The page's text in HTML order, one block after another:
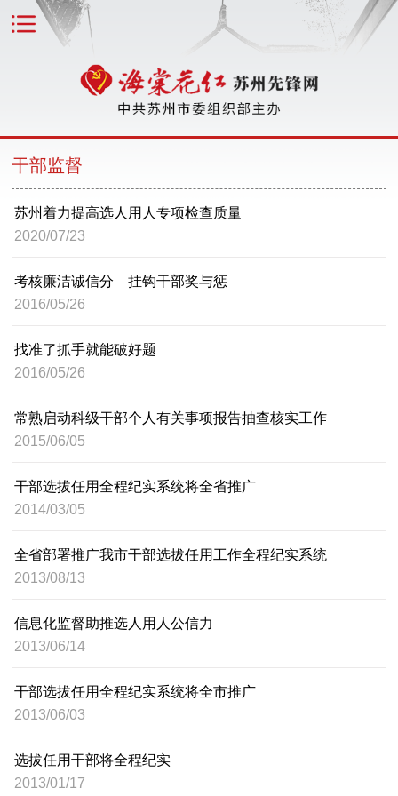
干部监督
苏州着力提高选人用人专项检查质量
2020/07/23
考核廉洁诚信分 挂钩干部奖与惩
2016/05/26
找准了抓手就能破好题
2016/05/26
常熟启动科级干部个人有关事项报告抽查核实工作
2015/06/05
干部选拔任用全程纪实系统将全省推广
2014/03/05
全省部署推广我市干部选拔任用工作全程纪实系统
2013/08/13
信息化监督助推选人用人公信力
2013/06/14
干部选拔任用全程纪实系统将全市推广
2013/06/03
选拔任用干部将全程纪实
2013/01/17